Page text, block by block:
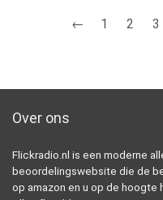
← 1 2 3
Over ons
Flickradio.nl is een moderne
beoordelingswebsite die de
op amazon en u op de